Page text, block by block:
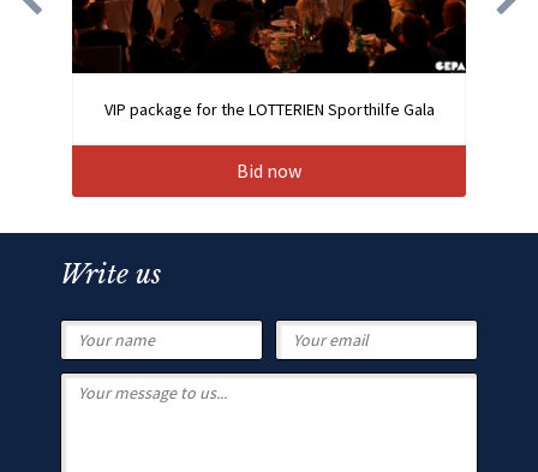
VIP package for the LOTTERIEN Sporthilfe Gala
Bid now
Write us